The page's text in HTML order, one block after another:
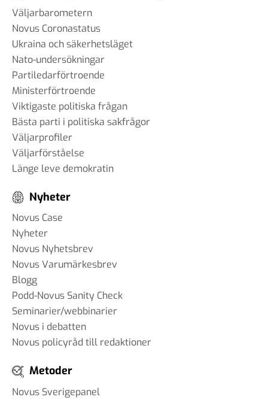
Väljarbarometern
Novus Coronastatus
Ukraina och säkerhetsläget
Nato-undersökningar
Partiledarförtroende
Ministerförtroende
Viktigaste politiska frågan
Bästa parti i politiska sakfrågor
Väljarprofiler
Väljarförståelse
Länge leve demokratin
Nyheter
Novus Case
Nyheter
Novus Nyhetsbrev
Novus Varumärkesbrev
Blogg
Podd-Novus Sanity Check
Seminarier/webbinarier
Novus i debatten
Novus policyråd till redaktioner
Metoder
Novus Sverigepanel